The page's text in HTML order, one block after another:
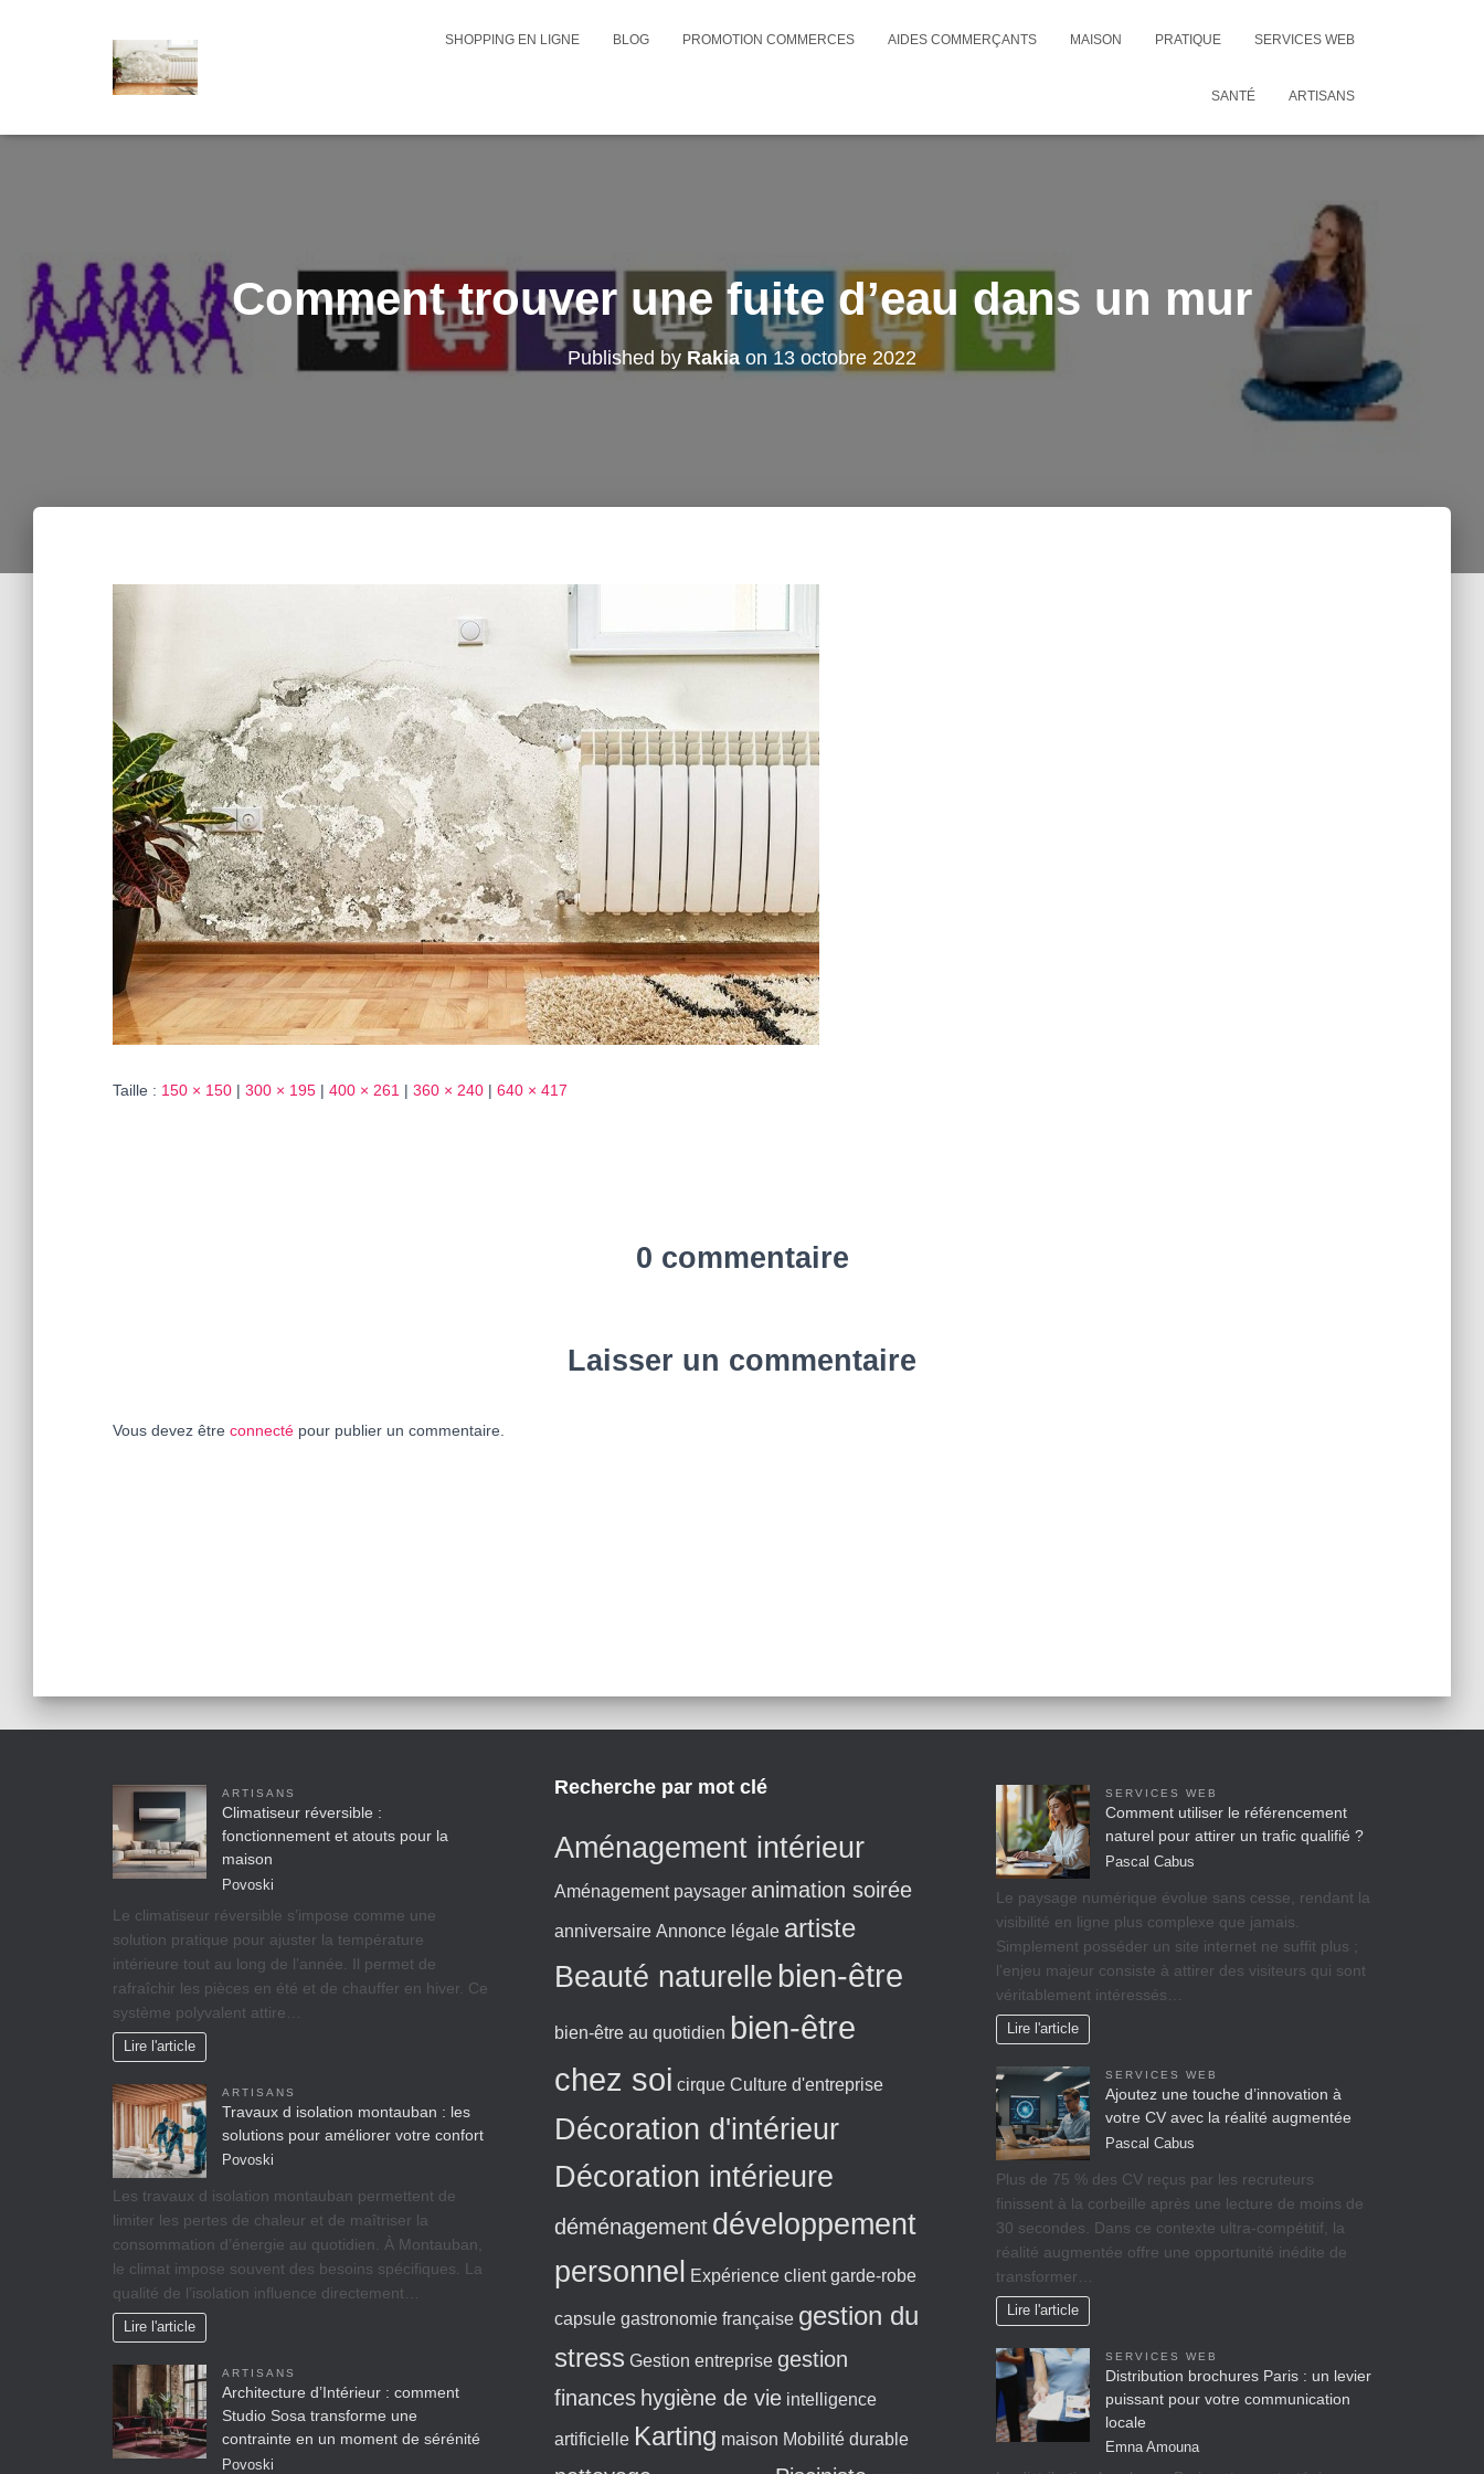
SHOPPING EN LIGNE BLOG PROMOTION COMMERCES AIDES COMMERÇANTS MAISON PRATIQUE SERVICES WEB
SANTÉ ARTISANS
Comment trouver une fuite d’eau dans un mur
Published by Rakia on 13 octobre 2022
Taille : 150 × 150 | 300 × 195 | 400 × 261 | 360 × 240 | 640 × 417
0 commentaire
Laisser un commentaire
Vous devez être connecté pour publier un commentaire.
ARTISANS
Climatiseur réversible :
fonctionnement et atouts pour la
maison
Povoski
Le climatiseur réversible s’impose comme une
solution pratique pour ajuster la température
intérieure tout au long de l’année. Il permet de
rafraîchir les pièces en été et de chauffer en hiver. Ce
système polyvalent attire…
Lire l'article
ARTISANS
Travaux d isolation montauban : les
solutions pour améliorer votre confort
Povoski
Les travaux d isolation montauban permettent de
limiter les pertes de chaleur et de maîtriser la
consommation d’énergie au quotidien. À Montauban,
le climat impose souvent des besoins spécifiques. La
qualité de l’isolation influence directement…
Lire l'article
ARTISANS
Architecture d’Intérieur : comment
Studio Sosa transforme une
contrainte en un moment de sérénité
Povoski
Recherche par mot clé
Aménagement intérieur
Aménagement paysager animation soirée
anniversaire Annonce légale artiste
Beauté naturelle bien-être
bien-être au quotidien bien-être
chez soi cirque Culture d'entreprise
Décoration d'intérieur
Décoration intérieure
déménagement développement
personnel
Expérience client garde-robe
capsule gastronomie française gestion du
stress Gestion entreprise gestion
finances hygiène de vie intelligence
artificielle Karting maison Mobilité durable
SERVICES WEB
Comment utiliser le référencement
naturel pour attirer un trafic qualifié ?
Pascal Cabus
Le paysage numérique évolue sans cesse, rendant la
visibilité en ligne plus complexe que jamais.
Simplement posséder un site internet ne suffit plus ;
l’enjeu majeur consiste à attirer des visiteurs qui sont
véritablement intéressés…
Lire l'article
SERVICES WEB
Ajoutez une touche d’innovation à
votre CV avec la réalité augmentée
Pascal Cabus
Plus de 75 % des CV reçus par les recruteurs
finissent à la corbeille après une lecture de moins de
30 secondes. Dans ce contexte ultra-compétitif, la
réalité augmentée offre une opportunité inédite de
transformer…
Lire l'article
SERVICES WEB
Distribution brochures Paris : un levier
puissant pour votre communication
locale
Emna Amouna